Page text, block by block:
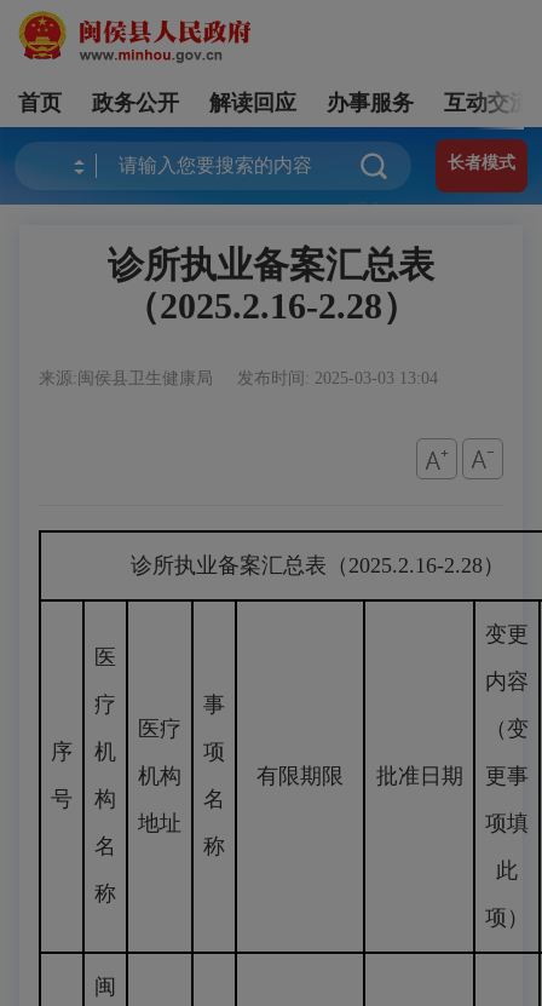
首页 政务公开 解读回应 办事服务 互动交流
长者模式
诊所执业备案汇总表
（2025.2.16-2.28）
来源:闽侯县卫生健康局 发布时间: 2025-03-03 13:04
诊所执业备案汇总表（2025.2.16-2.28）
序
号
医
疗
机
构
名
称
医疗
机构
地址
事
项
名
称
有限期限 批准日期
变更
内容
（变
更事
项填
此
项）
闽